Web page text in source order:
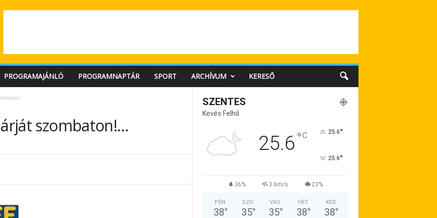
PROGRAMAJÁNLÓ PROGRAMNAPTÁR SPORT ARCHÍVUM KERESŐ
szombaton!…
SZENTES
Kevés Felhő
25.6°C 25.6°
25.6°
36% 3.6m/s 23%
PÉN
38°
SZO
35°
VAS
35°
HÉT
38°
KED
38°